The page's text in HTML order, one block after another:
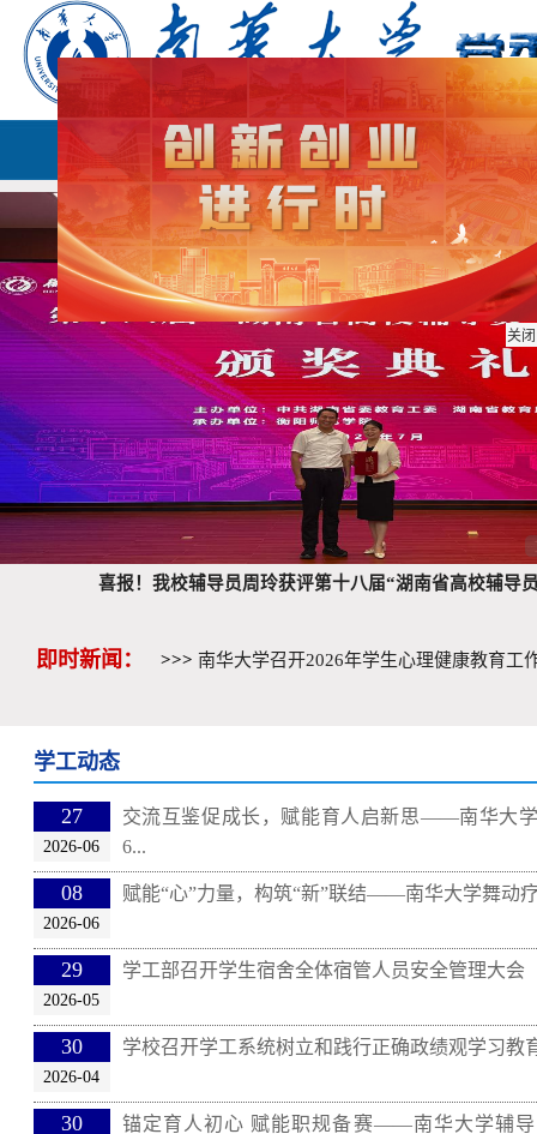
首页 部门简介 思政教育
喜报！我校辅导员周玲获评第十八届“湖南省高校辅导
即时新闻： >>> 南华大学召开2026年学生心理健康教育工
学工动态
27
2026-06
交流互鉴促成长，赋能育人启新思——南华大学
6...
08
2026-06
赋能“心”力量，构筑“新”联结——南华大学舞动
29
2026-05
学工部召开学生宿舍全体宿管人员安全管理大会
30
2026-04
学校召开学工系统树立和践行正确政绩观学习教
30
锚定育人初心 赋能职规备赛——南华大学辅
关